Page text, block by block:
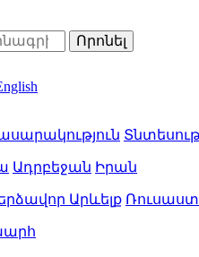
Ադրբեջան Իրան
Արևելք